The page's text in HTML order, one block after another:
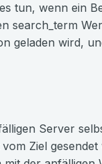
tun, wenn ein
search_term
geladen wird,
Server
Ziel